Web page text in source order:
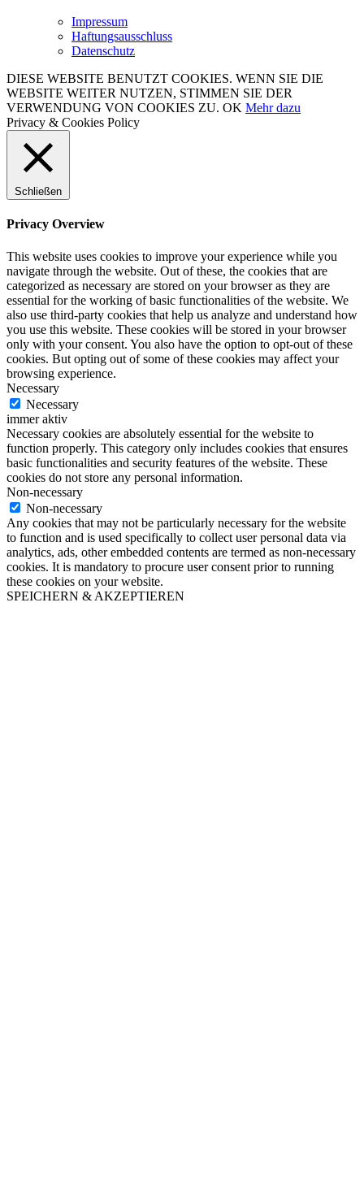
Impressum
Haftungsausschluss
Datenschutz
DIESE WEBSITE BENUTZT COOKIES. WENN SIE DIE
WEBSITE WEITER NUTZEN, STIMMEN SIE DER
VERWENDUNG VON COOKIES ZU. OK Mehr dazu
Privacy & Cookies Policy
Schließen
Privacy Overview
This website uses cookies to improve your experience while you
navigate through the website. Out of these, the cookies that are
categorized as necessary are stored on your browser as they are
essential for the working of basic functionalities of the website. We
also use third-party cookies that help us analyze and understand how
you use this website. These cookies will be stored in your browser
only with your consent. You also have the option to opt-out of these
cookies. But opting out of some of these cookies may affect your
browsing experience.
Necessary
Necessary
immer aktiv
Necessary cookies are absolutely essential for the website to
function properly. This category only includes cookies that ensures
basic functionalities and security features of the website. These
cookies do not store any personal information.
Non-necessary
Non-necessary
Any cookies that may not be particularly necessary for the website
to function and is used specifically to collect user personal data via
analytics, ads, other embedded contents are termed as non-necessary
cookies. It is mandatory to procure user consent prior to running
these cookies on your website.
SPEICHERN & AKZEPTIEREN